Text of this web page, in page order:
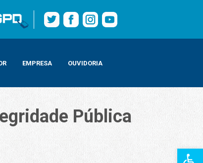
Barra de
EMPRESA OUVIDORIA
Pública